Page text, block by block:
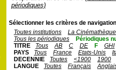
périodiques)
Sélectionner les critères de
Toutes institutions
La
Tous les périodiques
Périodiques
TITRE
Tous AB C DE F
GHI
PAYS
Tous France Etats-Unis
DECENNIE
Toutes <1900
1900
LANGUE
Toutes Français